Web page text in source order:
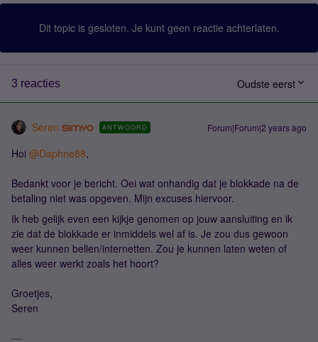
Dit topic is gesloten. Je kunt geen reactie achterlaten.
3 reacties Oudste eerst
Seren ANTWOORD Forum|Forum|2 years ago
Hoi @Daphne88,
Bedankt voor je bericht. Oei wat onhandig dat je blokkade na de
betaling niet was opgeven. Mijn excuses hiervoor.
Ik heb gelijk even een kijkje genomen op jouw aansluiting en ik
zie dat de blokkade er inmiddels wel af is. Je zou dus gewoon
weer kunnen bellen/internetten. Zou je kunnen laten weten of
alles weer werkt zoals het hoort?
Groetjes,
Seren